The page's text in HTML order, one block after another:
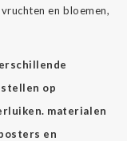
en bloemen,
op
materialen
en